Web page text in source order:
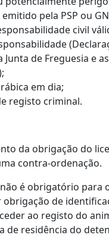
pela PSP ou
civil
de Freguesia e
em dia;
registo criminal.
da obrigação do
contra-ordenação.
é obrigatório para
obrigação de
ao registo do
de residência do